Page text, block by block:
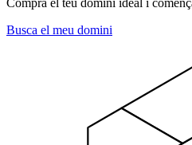
Busca el meu domini